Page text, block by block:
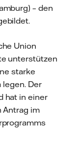
– den
Union
unterstützen
starke
Der
hat in einer
Antrag im